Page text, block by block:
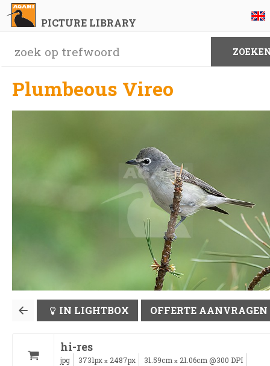
PICTURE LIBRARY
Plumbeous Vireo
IN LIGHTBOX OFFERTE AANVRAGEN
hi-res
jpg 3731px x 2487px 31.59cm x 21.06cm @300 DPI